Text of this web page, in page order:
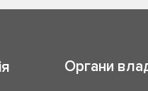
Органи